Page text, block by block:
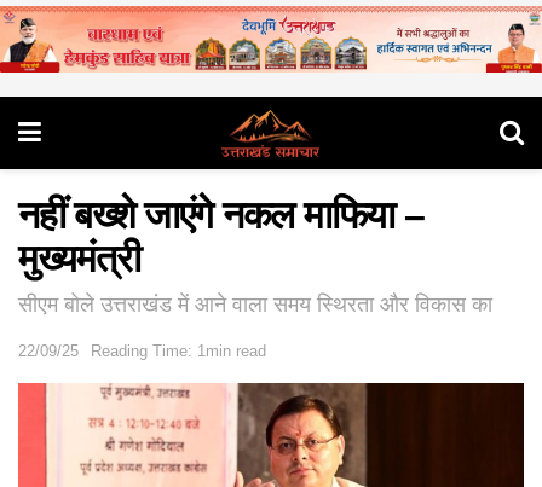
नहीं बख्शे जाएंगे नकल माफिया –
मुख्यमंत्री
सीएम बोले उत्तराखंड में आने वाला समय स्थिरता और विकास का
22/09/25 Reading Time: 1min read